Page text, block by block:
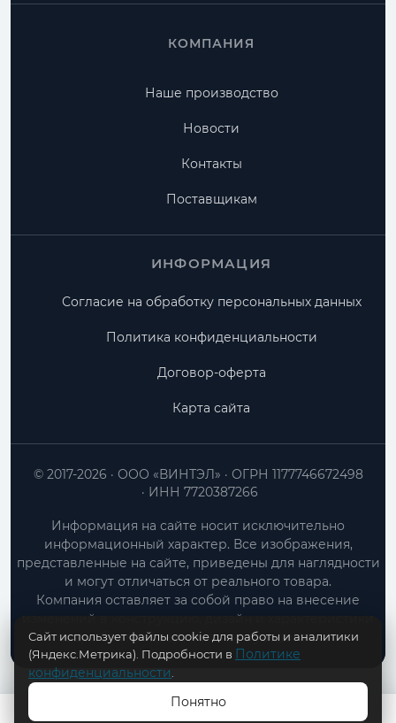
КОМПАНИЯ
Наше производство
Новости
Контакты
Поставщикам
ИНФОРМАЦИЯ
Согласие на обработку персональных данных
Политика конфиденциальности
Договор-оферта
Карта сайта
ООО «ВИНТЭЛ»
ОГРН 1177746672498
ИНН 7720387266
© 2017-2026
Информация на сайте носит исключительно
информационный характер. Все изображения,
представленные на сайте, приведены для наглядности
и могут отличаться от реального товара.
Компания оставляет за собой право на внесение
изменений в конструкцию, дизайн и характеристики
товара без предварительного уведомления.
Сайт использует файлы cookie для работы и аналитики
(Яндекс.Метрика). Подробности в Политике
конфиденциальности
Понятно